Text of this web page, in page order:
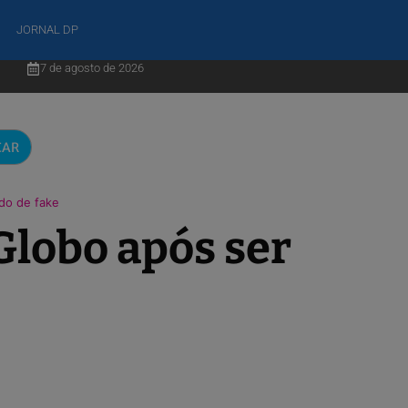
JORNAL DP
7 de agosto de 2026
de fake
após ser